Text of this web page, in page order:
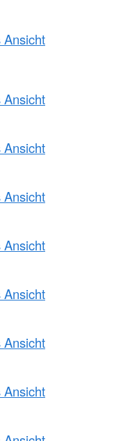
Ansicht
Ansicht
Ansicht
Ansicht
Ansicht
Ansicht
Ansicht
Ansicht